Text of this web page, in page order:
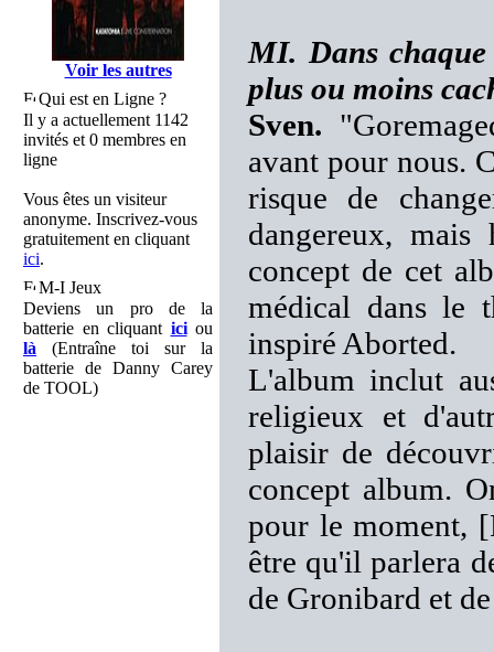
Voir les autres
Qui est en Ligne ?
Il y a actuellement 1142
invités et 0 membres en
ligne
Vous êtes un visiteur
anonyme. Inscrivez-vous
gratuitement en cliquant
ici.
M-I Jeux
Deviens un pro de la
batterie en cliquant iciou
là (Entraîne toi sur la
batterie de Danny Carey
de TOOL)
MI. Dans
plus ou moins
Sven.
avant pour nous.
risque de
dangereux, mais
concept de cet
médical dans le
inspiré Aborted.
L'album inclut
religieux et
plaisir de
concept album.
pour le moment,
être qu'il parlera
de Gronibard et